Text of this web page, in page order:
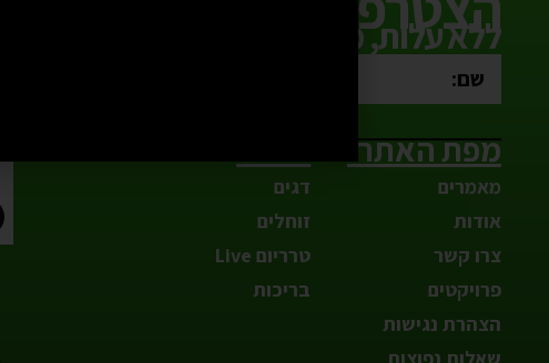
ללא עלות, מבצעים חמים כל השנה
מפת האתר:
מאמרים
אודות
צרו קשר
פרויקטים
הצהרת נגישות
שאלות נפוצות
חנות:
דגים
זוחלים
טרריום Live
בריכות